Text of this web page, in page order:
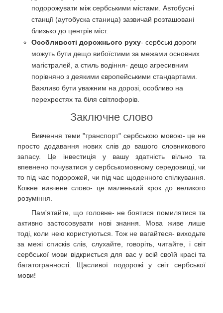
подорожувати між сербськими містами. Автобусні
станції (аутобуска станица) зазвичай розташовані
близько до центрів міст.
Особливості дорожнього руху- сербські дороги
можуть бути дещо вибоїстими за межами основних
магістралей, а стиль водіння- дещо агресивним
порівняно з деякими європейськими стандартами.
Важливо бути уважним на дорозі, особливо на
перехрестях та біля світлофорів.
Заключне слово
Вивчення теми "транспорт" сербською мовою- це не
просто додавання нових слів до вашого словникового
запасу. Це інвестиція у вашу здатність вільно та
впевнено почуватися у сербськомовному середовищі, чи
то під час подорожей, чи під час щоденного спілкування.
Кожне вивчене слово- це маленький крок до великого
розуміння.
Пам'ятайте, що головне- не боятися помилятися та
активно застосовувати нові знання. Мова живе лише
тоді, коли нею користуються. Тож не вагайтеся- виходьте
за межі списків слів, слухайте, говоріть, читайте, і світ
сербської мови відкриється для вас у всій своїй красі та
багатогранності. Щасливої подорожі у світ сербської
мови!